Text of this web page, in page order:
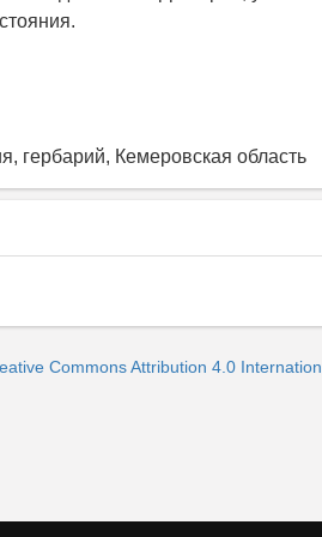
гербарий, Кемеровская область
Commons Attribution 4.0